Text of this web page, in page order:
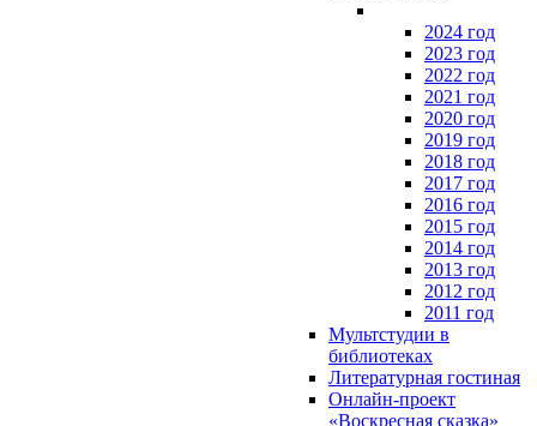
2024 год
2023 год
2022 год
2021 год
2020 год
2019 год
2018 год
2017 год
2016 год
2015 год
2014 год
2013 год
2012 год
2011 год
Мультстудии в
библиотеках
Литературная гостиная
Онлайн-проект
«Воскресная сказка»